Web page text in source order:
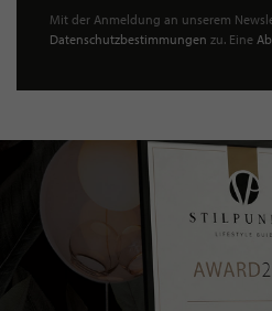
Mit der Anmeldung an unserem
Datenschutzbestimmungen zu. Eine